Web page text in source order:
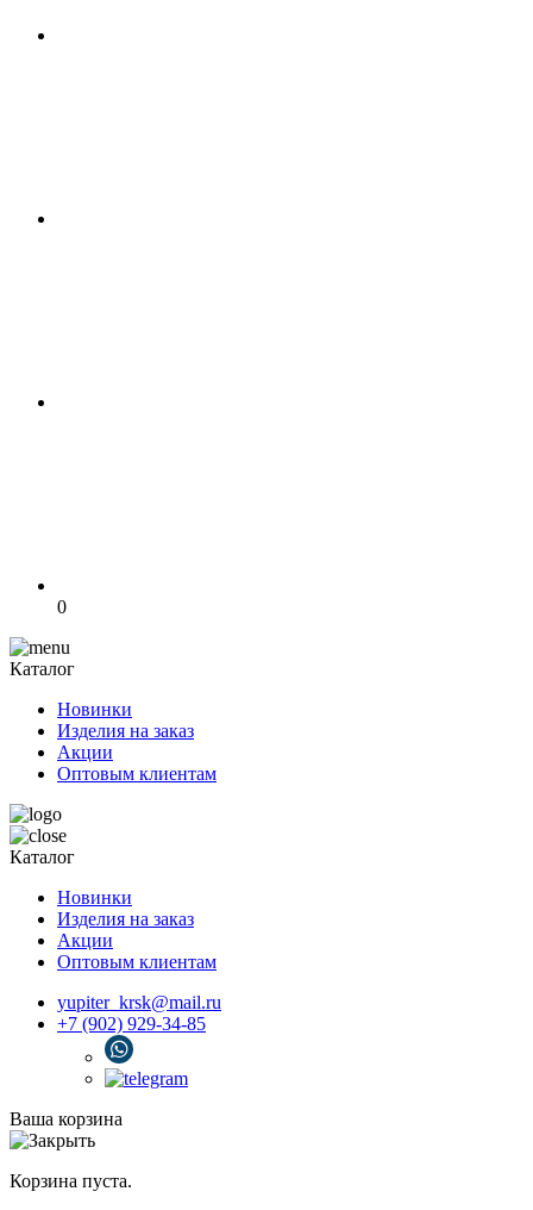
0
Каталог
Новинки
Изделия на заказ
Акции
Оптовым клиентам
Каталог
Новинки
Изделия на заказ
Акции
Оптовым клиентам
yupiter_krsk@mail.ru
+7 (902) 929-34-85
Ваша корзина
Корзина пуста.